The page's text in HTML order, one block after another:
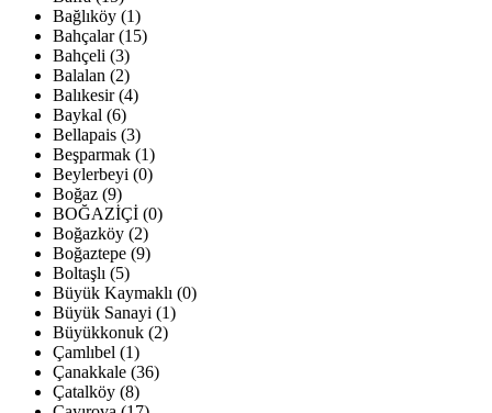
Bağlıköy (1)
Bahçalar (15)
Bahçeli (3)
Balalan (2)
Balıkesir (4)
Baykal (6)
Bellapais (3)
Beşparmak (1)
Beylerbeyi (0)
Boğaz (9)
BOĞAZİÇİ (0)
Boğazköy (2)
Boğaztepe (9)
Boltaşlı (5)
Büyük Kaymaklı (0)
Büyük Sanayi (1)
Büyükkonuk (2)
Çamlıbel (1)
Çanakkale (36)
Çatalköy (8)